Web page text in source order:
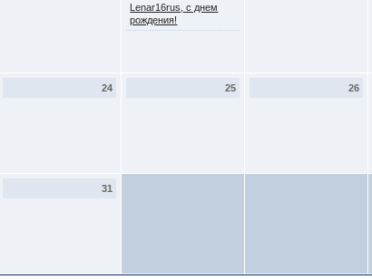
Lenar16rus, с днем
рождения!
24 25 26
31